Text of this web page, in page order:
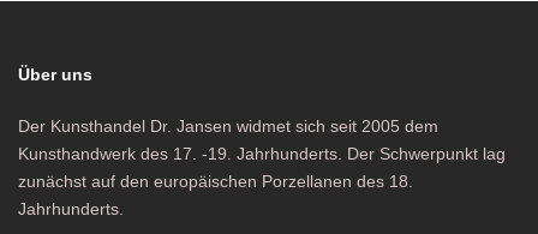
Über uns
Der Kunsthandel Dr. Jansen widmet sich seit 2005 dem
Kunsthandwerk des 17. -19. Jahrhunderts. Der Schwerpunkt lag
zunächst auf den europäischen Porzellanen des 18.
Jahrhunderts.